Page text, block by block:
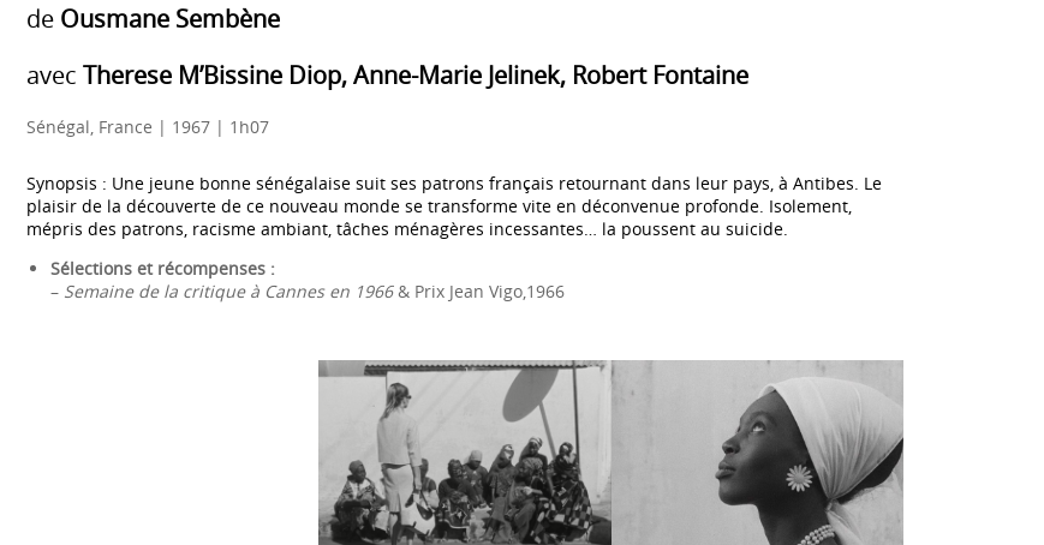
de Ousmane Sembène
avec Therese M’Bissine Diop, Anne-Marie Jelinek, Robert Fontaine
Sénégal, France | 1967 | 1h07
Synopsis : Une jeune bonne sénégalaise suit ses patrons français retournant dans leur pays, à Antibes. Le
plaisir de la découverte de ce nouveau monde se transforme vite en déconvenue profonde. Isolement,
mépris des patrons, racisme ambiant, tâches ménagères incessantes… la poussent au suicide.
Sélections et récompenses :
– Semaine de la critique à Cannes en 1966& Prix Jean Vigo,1966